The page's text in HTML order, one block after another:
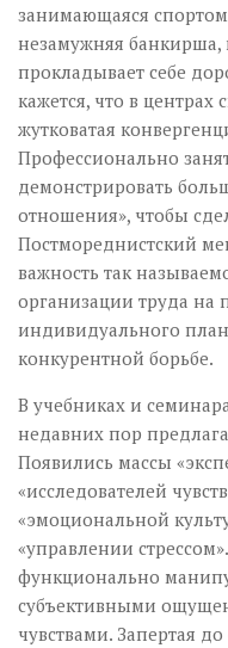
занимающаяся
незамужняя
прокладывает себе
кажется, что в центрах
жутковатая
Профессионально
демонстрировать
отношения», чтобы
Постмореднистский
важность так
организации труда на
индивидуального
конкурентной борьбе.
В учебниках и
недавних пор
Появились массы
«исследователей
«эмоциональной
«управлении
функционально
субъективными
чувствами. Запертая